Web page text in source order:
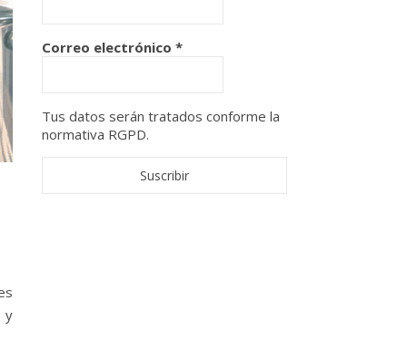
y
Correo electrónico *
Tus datos serán tratados conforme la
normativa RGPD.